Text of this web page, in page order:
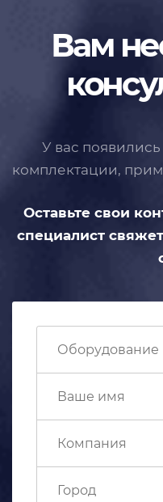
Вам
У вас
комплектации,
Оставьте свои
специалист